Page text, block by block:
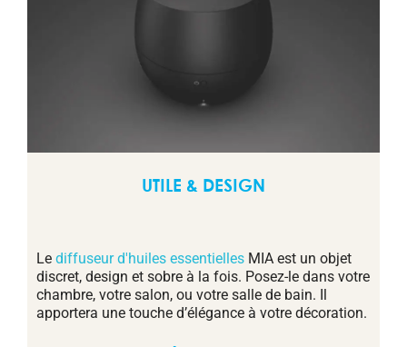
UTILE & DESIGN
Le diffuseur d'huiles essentielles MIA est un objet
discret, design et sobre à la fois. Posez-le dans votre
chambre, votre salon, ou votre salle de bain. Il
apportera une touche d’élégance à votre décoration.